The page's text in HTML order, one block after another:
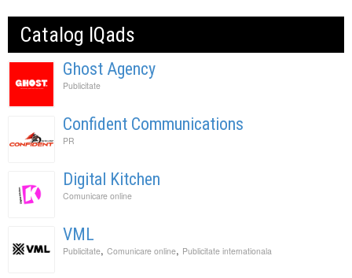
Catalog IQads
Ghost Agency
Publicitate
Confident Communications
PR
Digital Kitchen
Comunicare online
VML
Publicitate, Comunicare online, Publicitate internationala